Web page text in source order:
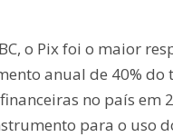
o Pix foi o maior
anual de 40% do
no país em
para o uso